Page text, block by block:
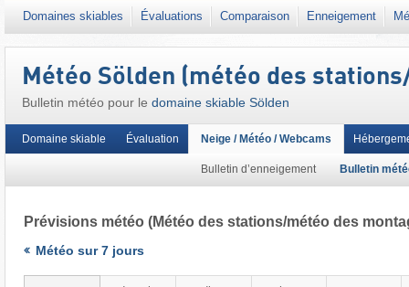
Ce domaine skiable se situe aussi dans : 5
Alpes orientales centrales
Autriche
Union européenne
Domaines skiables Évaluations Comparaison Enneigement
Météo Sölden (météo des
Bulletin météo pour le domaine skiable Sölden
Domaine skiable Évaluation Neige / Météo / Webcams
Bulletin d’enneigement Bulletin
Prévisions météo (Météo des stations/météo des
Météo sur 7 jours